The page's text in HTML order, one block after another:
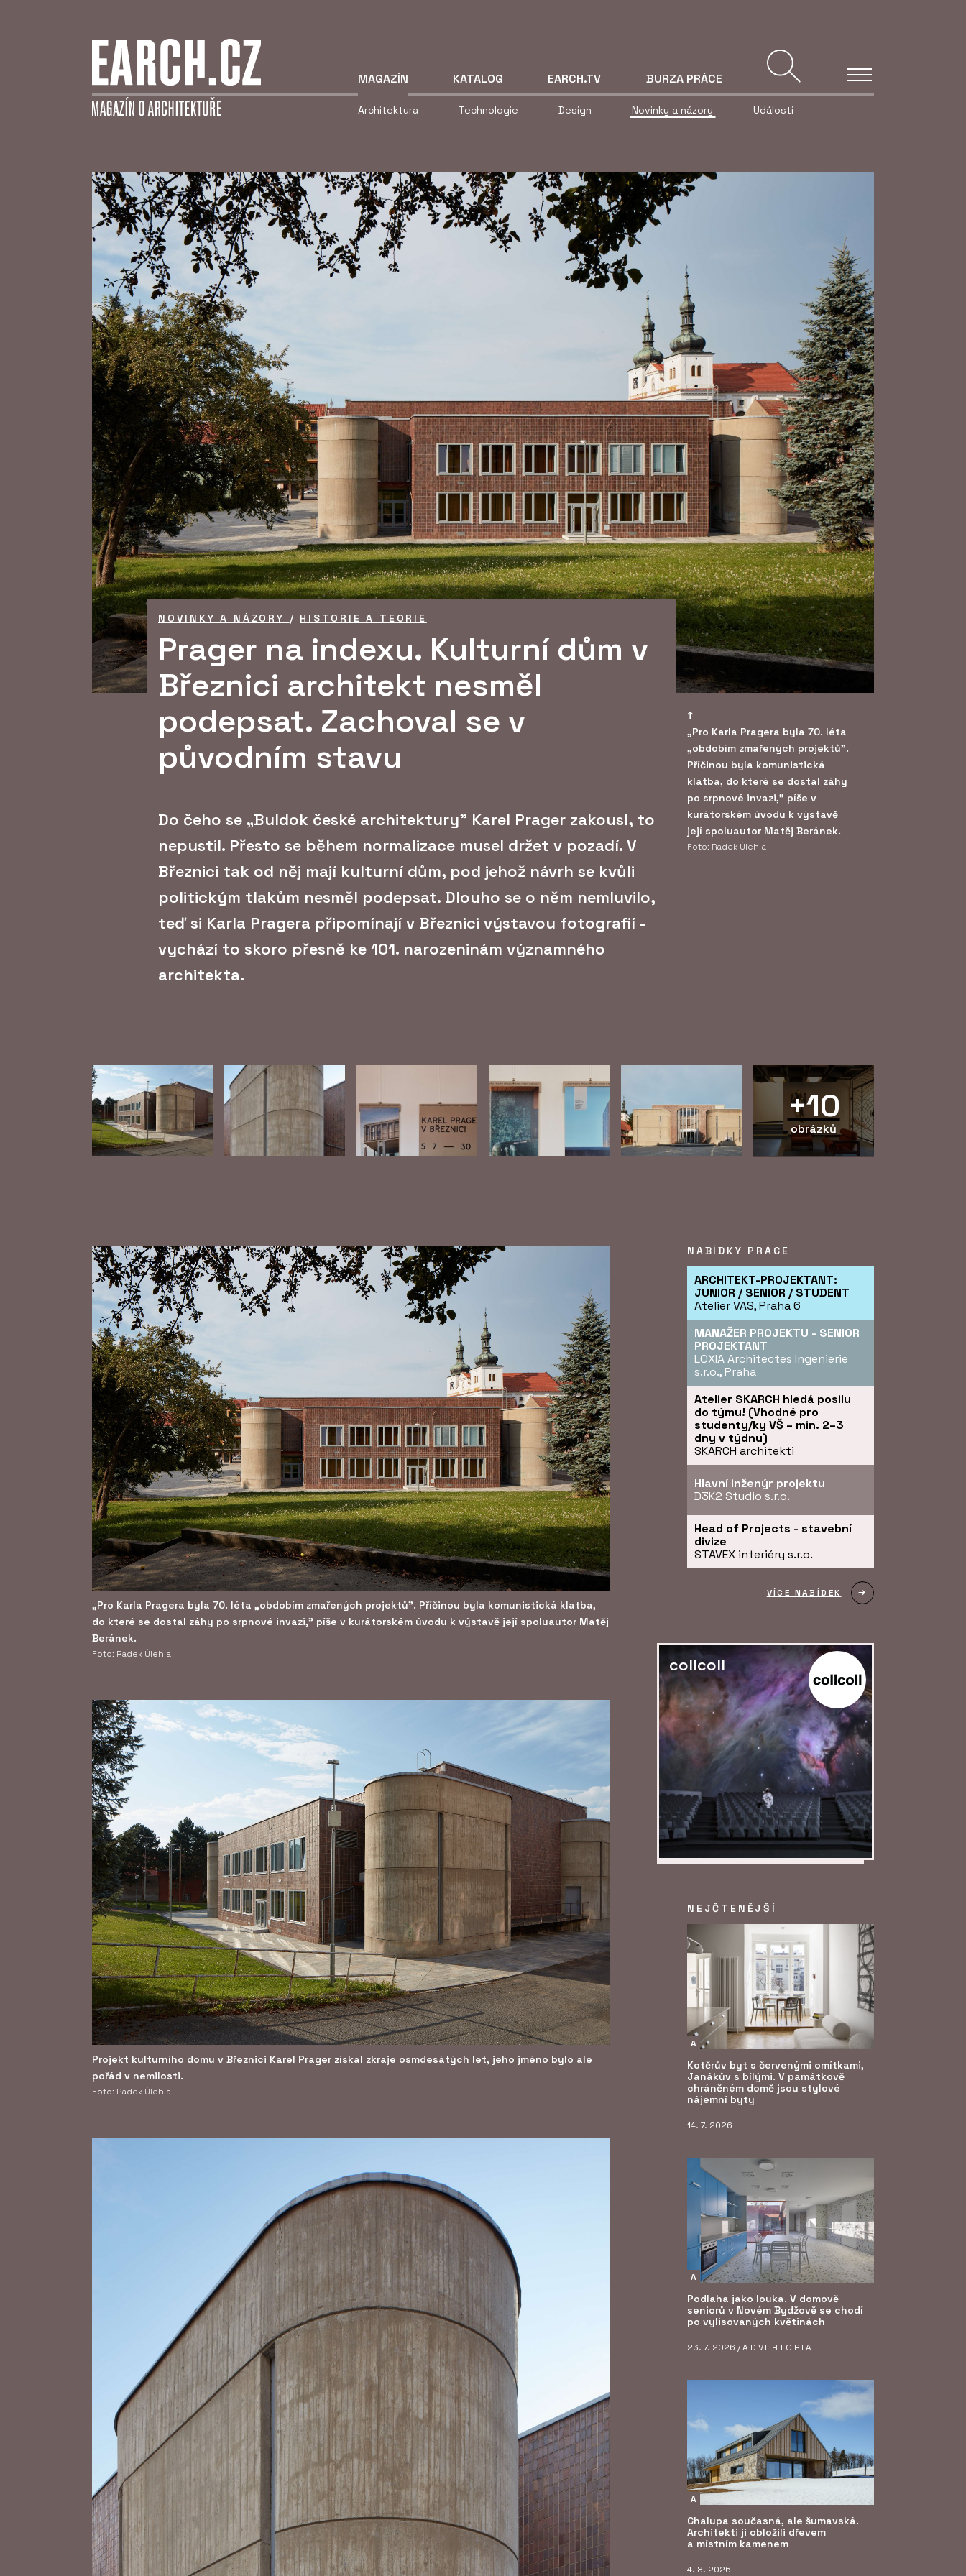
MAGAZÍN
Architektura Technologie Design Novinky a názory Události
KATALOG EARCH.TV BURZA PRÁCE
„Pro Karla Pragera byla 70. léta
„obdobím zmařených projektů".
Příčinou byla komunistická
klatba, do které se dostal záhy
po srpnové invazi," píše v
kurátorském úvodu k výstavě
její spoluautor Matěj Beránek.
Foto: Radek Úlehla
NOVINKY A NÁZORY / HISTORIE A TEORIE
Prager na indexu. Kulturní dům v
Březnici architekt nesměl
podepsat. Zachoval se v
původním stavu
Do čeho se „Buldok české architektury" Karel Prager zakousl, to
nepustil. Přesto se během normalizace musel držet v pozadí. V
Březnici tak od něj mají kulturní dům, pod jehož návrh se kvůli
politickým tlakům nesměl podepsat. Dlouho se o něm nemluvilo,
teď si Karla Pragera připomínají v Březnici výstavou fotografií -
vychází to skoro přesně ke 101. narozeninám významného
architekta.
+10
obrázků
„Pro Karla Pragera byla 70. léta „obdobím zmařených projektů". Příčinou byla komunistická klatba,
do které se dostal záhy po srpnové invazi," píše v kurátorském úvodu k výstavě její spoluautor Matěj
Beránek.
Foto: Radek Úlehla
Projekt kulturního domu v Březnici Karel Prager získal zkraje osmdesátých let, jeho jméno bylo ale
pořád v nemilosti.
Foto: Radek Úlehla
NABÍDKY PRÁCE
ARCHITEKT-PROJEKTANT:
JUNIOR / SENIOR / STUDENT
Atelier VAS, Praha 6
MANAŽER PROJEKTU - SENIOR
PROJEKTANT
LOXIA Architectes Ingenierie
s.r.o., Praha
Atelier SKARCH hledá posilu
do týmu! (Vhodné pro
studenty/ky VŠ – min. 2–3
dny v týdnu)
SKARCH architekti
Hlavní inženýr projektu
D3K2 Studio s.r.o.
Head of Projects - stavební
divize
STAVEX interiéry s.r.o.
VÍCE NABÍDEK
collcoll
NEJČTENĚJŠÍ
A
Kotěrův byt s červenými omítkami,
Janákův s bílými. V památkově
chráněném domě jsou stylové
nájemní byty
14. 7. 2026
A
Podlaha jako louka. V domově
seniorů v Novém Bydžově se chodí
po vylisovaných květinách
23. 7. 2026 /ADVERTORIAL
A
Chalupa současná, ale šumavská.
Architekti ji obložili dřevem
a místním kamenem
4. 8. 2026